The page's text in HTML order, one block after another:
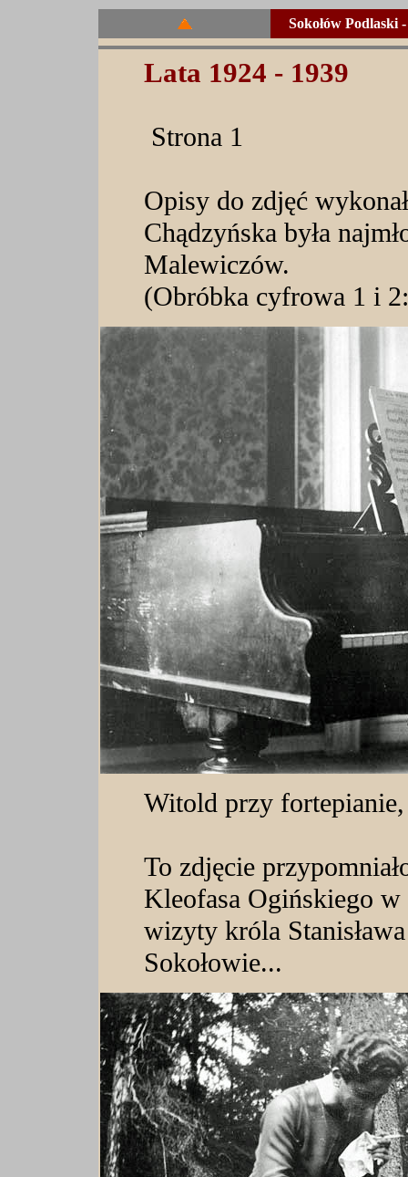
Sokołów Podlaski
Lata 1924 - 1939
Strona 1
Opisy do zdjęć
Chądzyńska była
Malewiczów.
(Obróbka cyfrowa 1 i
Witold przy
To zdjęcie
Kleofasa Ogińskiego w
wizyty króla
Sokołowie...